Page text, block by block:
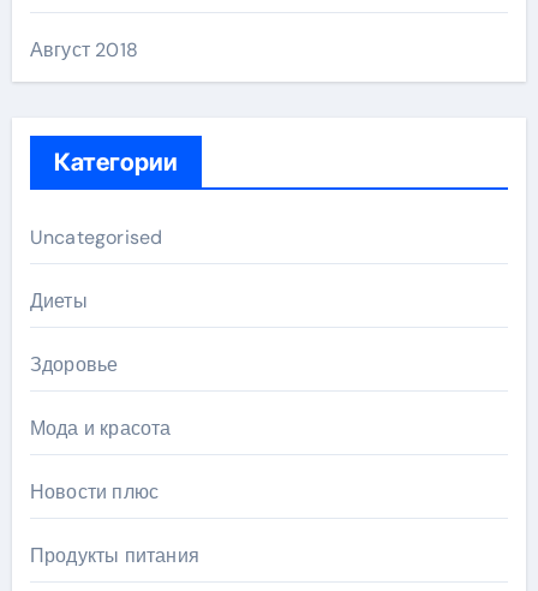
Август 2018
Категории
Uncategorised
Диеты
Здоровье
Мода и красота
Новости плюс
Продукты питания